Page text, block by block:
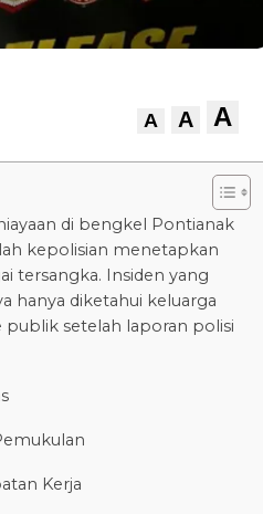
A A A
di bengkel Pontianak
kepolisian menetapkan
tersangka. Insiden yang
hanya diketahui keluarga
setelah laporan polisi
Kerja